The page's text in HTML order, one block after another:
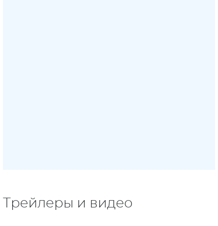
Трейлеры и видео